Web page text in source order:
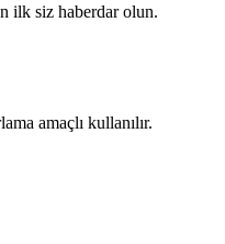
ilk siz haberdar olun.
amaçlı kullanılır.